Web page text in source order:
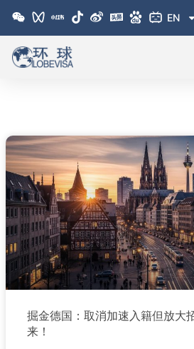
EN
掘金德国：取消加速入籍但放大
来！